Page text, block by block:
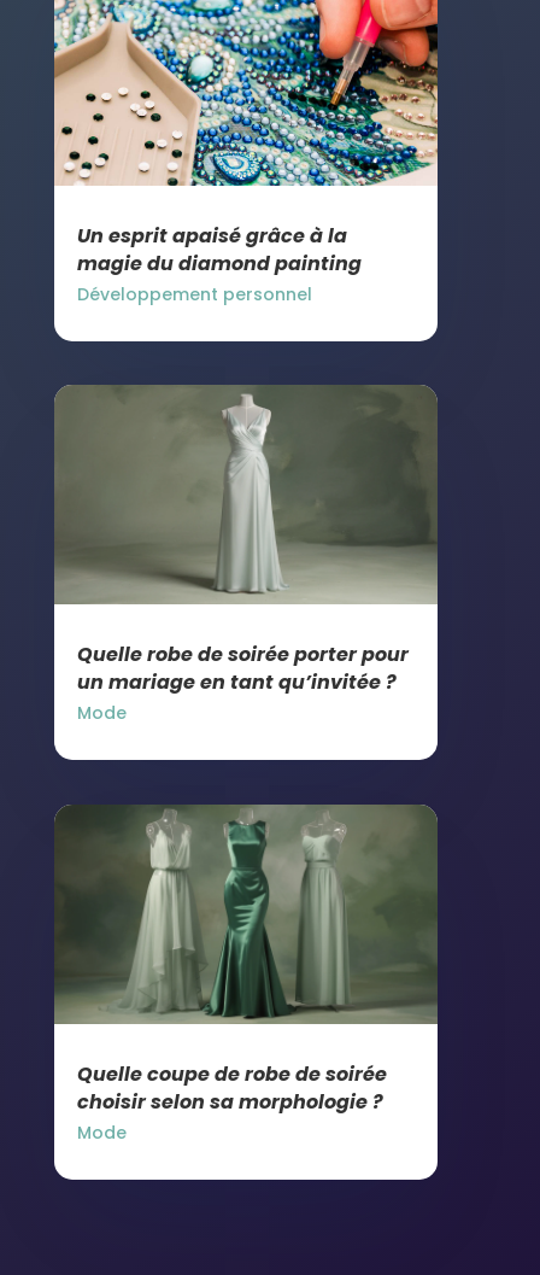
Un esprit apaisé grâce à la
magie du diamond painting
Développement personnel
Quelle robe de soirée porter pour
un mariage en tant qu’invitée ?
Mode
Quelle coupe de robe de soirée
choisir selon sa morphologie ?
Mode